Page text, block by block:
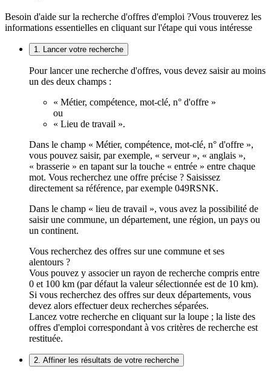
Besoin d'aide sur la recherche d'offres d'emploi ?Vous trouverez les
informations essentielles en cliquant sur l'étape qui vous intéresse
1. Lancer votre recherche
Pour lancer une recherche d'offres, vous devez saisir au moins
un des deux champs :
« Métier, compétence, mot-clé, n° d'offre »
ou
« Lieu de travail ».
Dans le champ « Métier, compétence, mot-clé, n° d'offre »,
vous pouvez saisir, par exemple, « serveur », « anglais »,
« brasserie » en tapant sur la touche « entrée » entre chaque
mot. Vous recherchez une offre précise ? Saisissez
directement sa référence, par exemple 049RSNK.
Dans le champ « lieu de travail », vous avez la possibilité de
saisir une commune, un département, une région, un pays ou
un continent.
Vous recherchez des offres sur une commune et ses
alentours ?
Vous pouvez y associer un rayon de recherche compris entre
0 et 100 km (par défaut la valeur sélectionnée est de 10 km).
Si vous recherchez des offres sur deux départements, vous
devez alors effectuer deux recherches séparées.
Lancez votre recherche en cliquant sur la loupe ; la liste des
offres d'emploi correspondant à vos critères de recherche est
restituée.
2. Affiner les résultats de votre recherche